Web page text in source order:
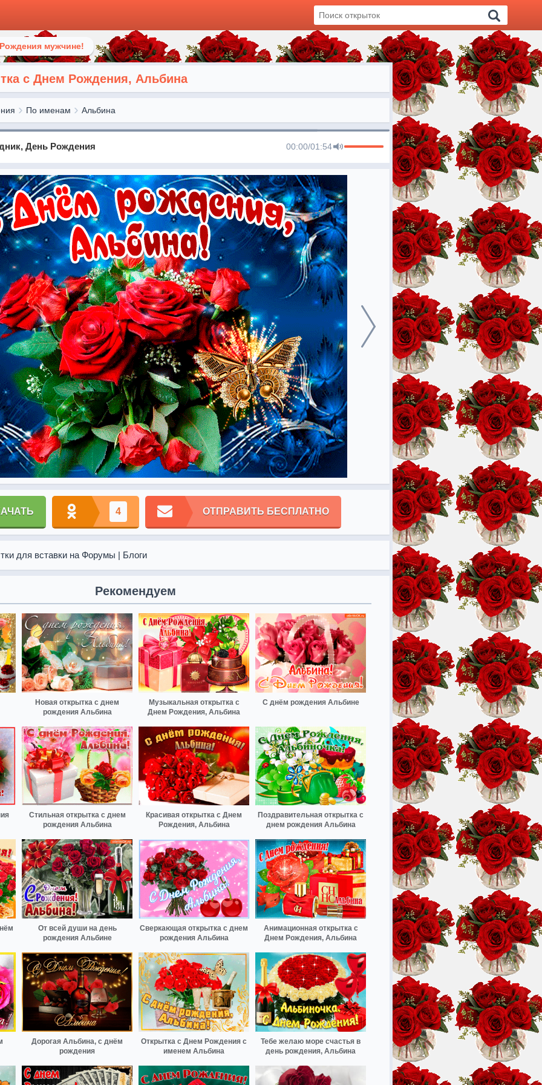
мужчине!
с Днем Рождения, Альбина
По именам Альбина
День Рождения 00:00/01:54
4 ОТПРАВИТЬ БЕСПЛАТНО
для вставки на Форумы | Блоги
Рекомендуем
Новая открытка с днем
рождения Альбина
Музыкальная открытка с
Днем Рождения, Альбина
С днём рождения Альбине
Стильная открытка с днем
рождения Альбина
Красивая открытка с Днем
Рождения, Альбина
Поздравительная открытка с
днем рождения Альбина
От всей души на день
рождения Альбине
Сверкающая открытка с днем
рождения Альбина
Анимационная открытка с
Днем Рождения, Альбина
Дорогая Альбина, с днём
рождения
Открытка с Днем Рождения с
именем Альбина
Тебе желаю море счастья в
день рождения, Альбина